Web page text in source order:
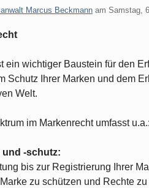
Marcus Beckmann am Samstag,
ein wichtiger Baustein für den
Schutz Ihrer Marken und dem
Welt.
im Markenrecht umfasst u.a.:
und -schutz:
bis zur Registrierung Ihrer
zu schützen und Rechte